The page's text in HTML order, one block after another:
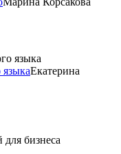
Екатерина